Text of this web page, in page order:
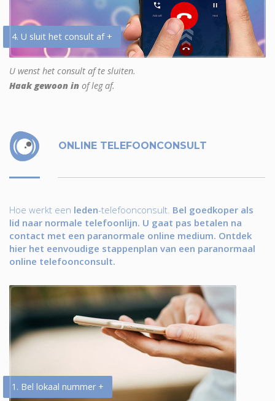
4. U sluit het consult af +
U wenst het consult af te sluiten.
Haak gewoon in of leg af.
ONLINE TELEFOONCONSULT
Hoe werkt een leden-telefoonconsult. Bel goedkoper als
lid naar normale telefoonlijn. U gaat pas betalen na
contact met een paranormale online medium. Ontdek
hier het eenvoudige stappenplan van een paranormaal
online telefoonconsult.
1. Bel lokaal nummer +